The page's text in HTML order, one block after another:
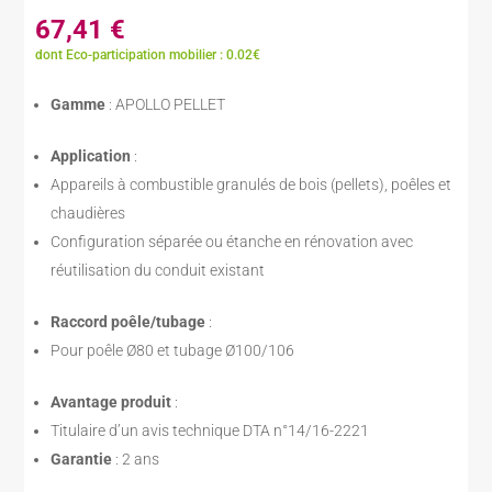
67,41 €
dont Eco-participation mobilier : 0.02€
Gamme : APOLLO PELLET
Application :
Appareils à combustible granulés de bois (pellets), poêles et
chaudières
Configuration séparée ou étanche en rénovation avec
réutilisation du conduit existant
Raccord poêle/tubage :
Pour poêle Ø80 et tubage Ø100/106
Avantage produit :
Titulaire d’un avis technique DTA n°14/16-2221
Garantie : 2 ans